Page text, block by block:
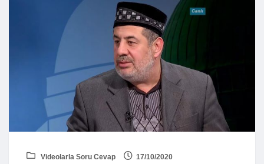
Videolarla Soru Cevap 17/10/2020